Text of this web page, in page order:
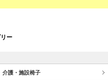
ー
介護・施設椅子